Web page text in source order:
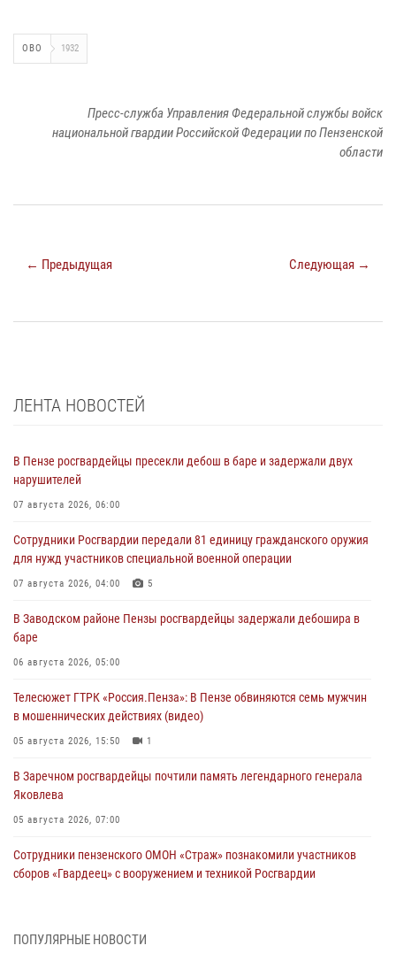
ОВО 1932
Пресс-служба Управления Федеральной службы войск
национальной гвардии Российской Федерации по Пензенской
области
← Предыдущая Следующая →
ЛЕНТА НОВОСТЕЙ
В Пензе росгвардейцы пресекли дебош в баре и задержали двух
нарушителей
07 августа 2026, 06:00
Сотрудники Росгвардии передали 81 единицу гражданского оружия
для нужд участников специальной военной операции
07 августа 2026, 04:00 5
В Заводском районе Пензы росгвардейцы задержали дебошира в
баре
06 августа 2026, 05:00
Телесюжет ГТРК «Россия.Пенза»: В Пензе обвиняются семь мужчин
в мошеннических действиях (видео)
05 августа 2026, 15:50 1
В Заречном росгвардейцы почтили память легендарного генерала
Яковлева
05 августа 2026, 07:00
Сотрудники пензенского ОМОН «Страж» познакомили участников
сборов «Гвардеец» с вооружением и техникой Росгвардии
В Пензе сотрудники Росгвардии оказали помощь
ПОПУЛЯРНЫЕ НОВОСТИ